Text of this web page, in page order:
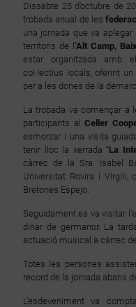
Dissabte 25 d’octubre de
trobada anual de les
una jornada que va aplegar
territoris de l’Alt Camp,
estar organitzada amb
col·lectius locals, oferint
per a les dones de la
La trobada va començar a
participants al Celler
esmorzar i una visita
tenir lloc la xerrada “La
càrrec de la Sra. Isabel
Universitat Rovira i Virgili,
Bretones Espejo.
Seguidament es va visitar
dinar de germanor. La
actuació musical a càrrec
Totes les persones
record de la jornada abans
L’esdeveniment va